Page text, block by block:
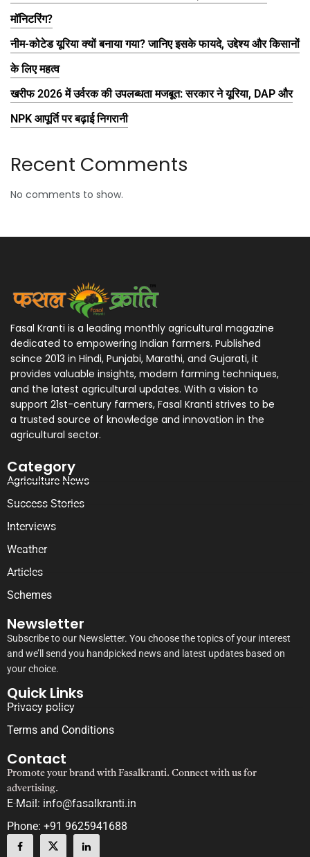
मॉनिटरिंग?
नीम-कोटेड यूरिया क्यों बनाया गया? जानिए इसके फायदे, उद्देश्य और किसानों
के लिए महत्व
खरीफ 2026 में उर्वरक की उपलब्धता मजबूत: सरकार ने यूरिया, DAP और
NPK आपूर्ति पर बढ़ाई निगरानी
Recent Comments
No comments to show.
Fasal Kranti is a leading monthly agricultural magazine
dedicated to empowering Indian farmers. Published
scince 2013 in Hindi, Punjabi, Marathi, and Gujarati, it
provides valuable insights, modern farming techniques,
and the latest agricultural updates. With a vision to
support 21st-century farmers, Fasal Kranti strives to be
a trusted source of knowledge and innovation in the
agricultural sector.
Category
Agriculture News
Success Stories
Interviews
Weather
Articles
Schemes
Newsletter
Subscribe to our Newsletter. You choose the topics of your interest
and we’ll send you handpicked news and latest updates based on
your choice.
Quick Links
Privacy policy
Terms and Conditions
Contact
Promote your brand with Fasalkranti. Connect with us for
advertising.
E-Mail: info@fasalkranti.in
Phone: +91 9625941688